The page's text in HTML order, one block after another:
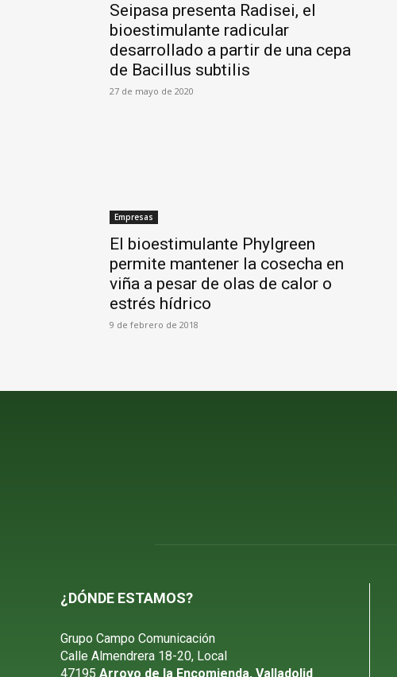
Seipasa presenta Radisei, el
bioestimulante radicular
desarrollado a partir de una cepa
de Bacillus subtilis
27 de mayo de 2020
Empresas
El bioestimulante Phylgreen
permite mantener la cosecha en
viña a pesar de olas de calor o
estrés hídrico
9 de febrero de 2018
¿DÓNDE ESTAMOS?
Grupo Campo Comunicación
Calle Almendrera 18-20, Local
47195 Arroyo de la Encomienda, Valladolid